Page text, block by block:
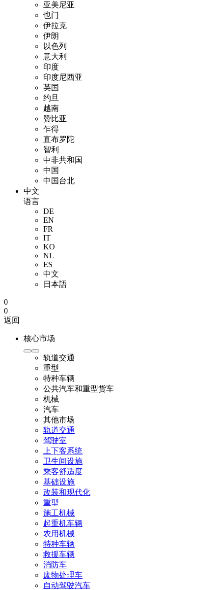
亚美尼亚
也门
伊拉克
伊朗
以色列
意大利
印度
印度尼西亚
英国
约旦
越南
赞比亚
乍得
直布罗陀
智利
中非共和国
中国
中国台北
中文
语言
DE
EN
FR
IT
KO
NL
ES
中文
日本語
0
0
返回
核心市场
轨道交通
重型
特种车辆
公共汽车和重型货车
机械
汽车
其他市场
轨道交通
驾驶室
上下客系统
卫生间设施
乘客舒适度
基础设施
改装和现代化
重型
施工机械
起重机车辆
农用机械
特种车辆
救援车辆
消防车
废物处理车
自动驾驶汽车